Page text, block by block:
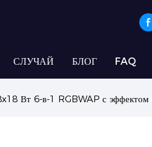
СЛУЧАЙ БЛОГ FAQ
Вт 6-в-1 RGBWAP с эффектом